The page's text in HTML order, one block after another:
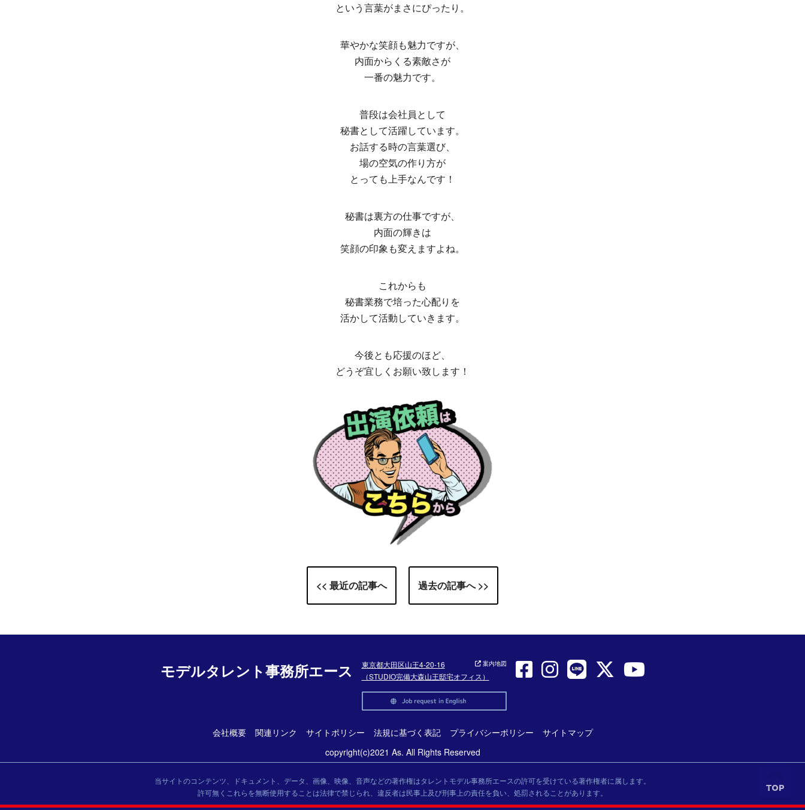
という言葉がまさにぴったり。
華やかな笑顔も魅力ですが、
内面からくる素敵さが
一番の魅力です。
普段は会社員として
秘書として活躍しています。
お話する時の言葉選び、
場の空気の作り方が
とっても上手なんです！
秘書は裏方の仕事ですが、
内面の輝きは
笑顔の印象も変えますよね。
これからも
秘書業務で培った心配りを
活かして活動していきます。
今後とも応援のほど、
どうぞ宜しくお願い致します！
<< 最近の記事へ 過去の記事へ >>
モデルタレント事務所エース
東京都大田区山王4-20-16
（STUDIO完備大森山王邸宅オフィス）
案内地図
会社概要 関連リンク サイトポリシー 法規に基づく表記 プライバシーポリシー
サイトマップ
copyright(c)2021 As. All Rights Reserved
当サイトのコンテンツ、ドキュメント、データ、画像、映像、音声などの著作権はタレントモデル事務所エースの許可を受けている著作権者に属します。
許可無くこれらを無断使用することは法律で禁じられ、違反者は民事上及び刑事上の責任を負い、処罰されることがあります。